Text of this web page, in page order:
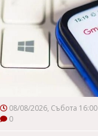
08/08/2026, Събота 16:00
0